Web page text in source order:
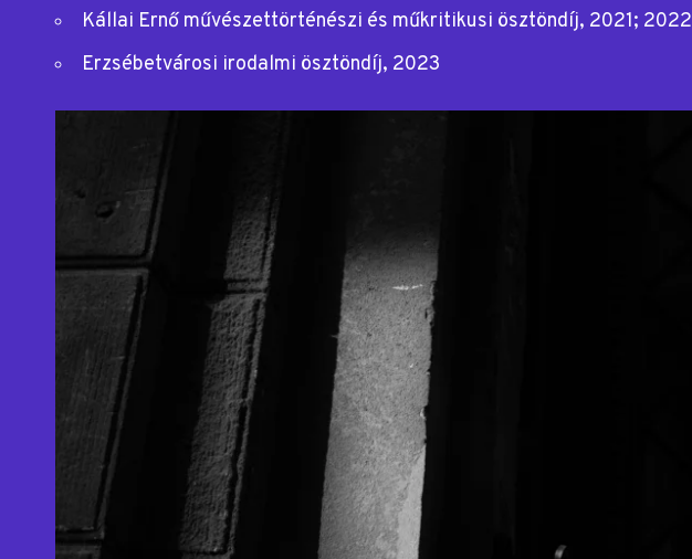
Kállai Ernő művészettörténészi és műkritikusi ösztöndíj, 2021; 2022
Erzsébetvárosi irodalmi ösztöndíj, 2023